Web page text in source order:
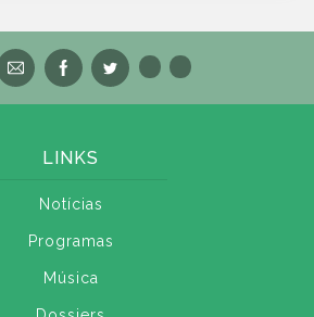
LINKS
Notícias
Programas
Música